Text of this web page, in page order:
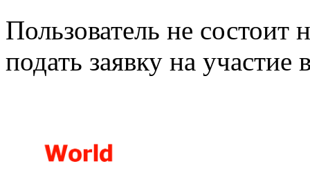
Пользователь не
подать заявку на